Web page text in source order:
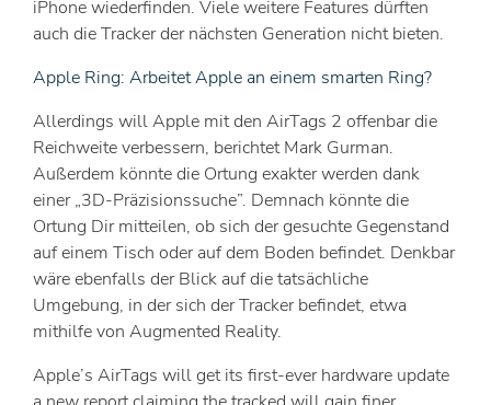
iPhone wiederfinden. Viele weitere Features dürften
auch die Tracker der nächsten Generation nicht bieten.
Apple Ring: Arbeitet Apple an einem smarten Ring?
Allerdings will Apple mit den AirTags 2 offenbar die
Reichweite verbessern, berichtet Mark Gurman.
Außerdem könnte die Ortung exakter werden dank
einer „3D-Präzisionssuche”. Demnach könnte die
Ortung Dir mitteilen, ob sich der gesuchte Gegenstand
auf einem Tisch oder auf dem Boden befindet. Denkbar
wäre ebenfalls der Blick auf die tatsächliche
Umgebung, in der sich der Tracker befindet, etwa
mithilfe von Augmented Reality.
Apple’s AirTags will get its first-ever hardware update